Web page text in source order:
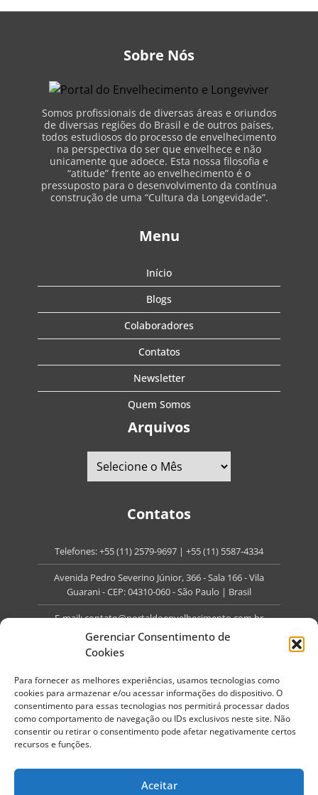
Gerenciar Consentimento de
Cookies
Para fornecer as melhores experiências, usamos tecnologias como
cookies para armazenar e/ou acessar informações do dispositivo. O
consentimento para essas tecnologias nos permitirá processar dados
como comportamento de navegação ou IDs exclusivos neste site. Não
consentir ou retirar o consentimento pode afetar negativamente certos
recursos e funções.
Aceitar
Sobre Nós
Somos profissionais de diversas áreas e oriundos
de diversas regiões do Brasil e de outros países,
todos estudiosos do processo de envelhecimento
na perspectiva do ser que envelhece e não
unicamente que adoece. Esta nossa filosofia e
“atitude” frente ao envelhecimento é o
pressuposto para o desenvolvimento da contínua
construção de uma “Cultura da Longevidade”.
Menu
Início
Blogs
Colaboradores
Contatos
Newsletter
Quem Somos
Arquivos
Contatos
Telefones:+55 (11) 2579-9697 | +55 (11) 5587-4334
Avenida Pedro Severino Júnior, 366 - Sala 166 - Vila
Guarani - CEP: 04310-060 - São Paulo | Brasil
E-mail:contato@portaldoenvelhecimento.com.br
Website:portaldoenvelhecimento.com.br
Todos os direitos reservados.